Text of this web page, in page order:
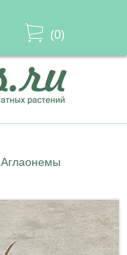
(0)
Аглаонемы